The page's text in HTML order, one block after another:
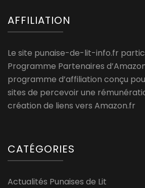
AFFILIATION
Le site punaise-de-lit-info.fr
Programme Partenaires
programme d’affiliation conçu
sites de percevoir une
création de liens vers Amazon.fr
CATÉGORIES
Actualités Punaises de Lit